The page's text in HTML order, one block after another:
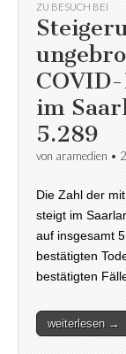
ZU BESUCH BEI
im
5.289
von aramedien •
Die Zahl der
steigt im
auf insgesamt
bestätigten
bestätigten
weiterlesen →